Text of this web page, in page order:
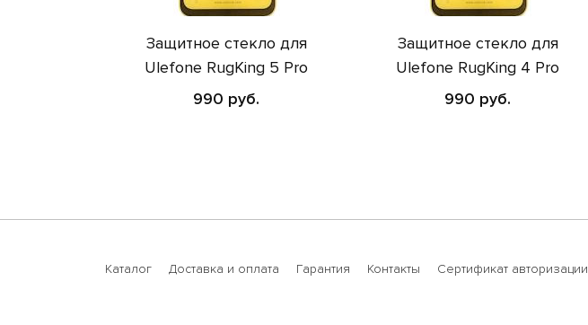
Защитное стекло для
Ulefone RugKing 5 Pro
990 руб.
Защитное стекло для
Ulefone RugKing 4 Pro
990 руб.
Каталог Доставка и оплата Гарантия Контакты Сертификат авторизации